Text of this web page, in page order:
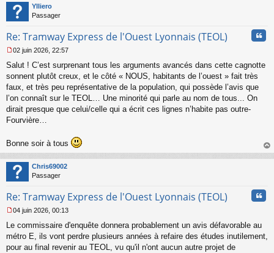
Ylliero
Passager
Re: Tramway Express de l'Ouest Lyonnais (TEOL)
e
s
s
g
e
n
l
u
02 juin 2026, 22:57
Salut ! C’est surprenant tous les arguments avancés dans cette cagnotte
sonnent plutôt creux, et le côté « NOUS, habitants de l’ouest » fait très
faux, et très peu représentative de la population, qui possède l’avis que
l’on connaît sur le TEOL… Une minorité qui parle au nom de tous... On
dirait presque que celui/celle qui a écrit ces lignes n’habite pas outre-
Fourvière…
Bonne soir à tous
au
Chris69002
Passager
Re: Tramway Express de l'Ouest Lyonnais (TEOL)
e
s
s
04 juin 2026, 00:13
Le commissaire d'enquête donnera probablement un avis défavorable au
métro E, ils vont perdre plusieurs années à refaire des études inutilement,
pour au final revenir au TEOL, vu qu'il n'ont aucun autre projet de